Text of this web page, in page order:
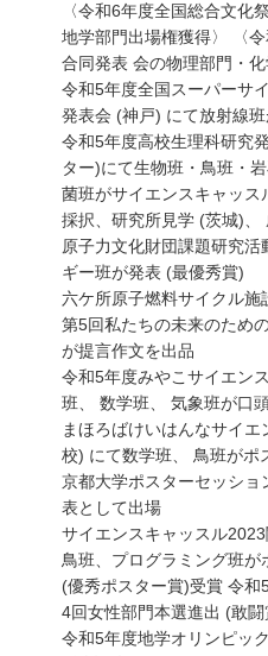
〈令和6年度全国総合文化
地学部門出場権獲得〉 〈
合同発表 会の物理部門・
令和5年度全国スーパーサ
発表会 (神戸) にて放射線
令和5年度高校生理科研究
ター)にて生物班・鳥班・
菌班がサイエンスキャッス
採択、研究所見学 (茨城)、
原子力文化財団課題研究
ギー班が発表 (最優秀賞)
六ケ所原子燃料サイクル施
第5回私たちの未来のため
が提言作文を出品
令和5年度みやこサイエン
班、 数学班、 気象班が口
まほろばけいはんなサイ
校) にて数学班、 鳥班がポ
京都大学ポスターセッシ
表として出場
サイエンスキャッスル
鳥班、プログラミング班
(優秀ポスター賞)受賞 令
4回女性部門本選進出 (敢
令和5年度地学オリンピッ